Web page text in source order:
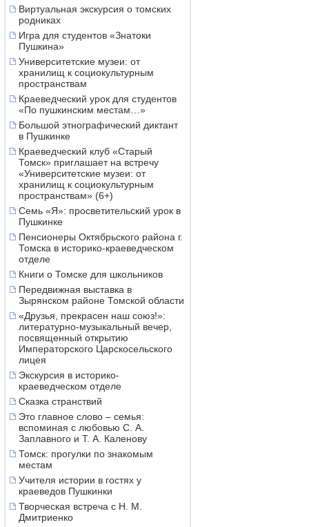
Виртуальная экскурсия о томских
родниках
Игра для студентов «Знатоки
Пушкина»
Университетские музеи: от
хранилищ к социокультурным
пространствам
Краеведческий урок для студентов
«По пушкинским местам…»
Большой этнографический диктант
в Пушкинке
Краеведческий клуб «Старый
Томск» приглашает на встречу
«Университетские музеи: от
хранилищ к социокультурным
пространствам» (6+)
Семь «Я»: просветительский урок в
Пушкинке
Пенсионеры Октябрьского района г.
Томска в историко-краеведческом
отделе
Книги о Томске для школьников
Передвижная выставка в
Зырянском районе Томской области
«Друзья, прекрасен наш союз!»:
литературно-музыкальный вечер,
посвященный открытию
Императорского Царскосельского
лицея
Экскурсия в историко-
краеведческом отделе
Сказка странствий
Это главное слово – семья:
вспоминая с любовью С. А.
Заплавного и Т. А. Каленову
Томск: прогулки по знакомым
местам
Учителя истории в гостях у
краеведов Пушкинки
Творческая встреча с Н. М.
Дмитриенко